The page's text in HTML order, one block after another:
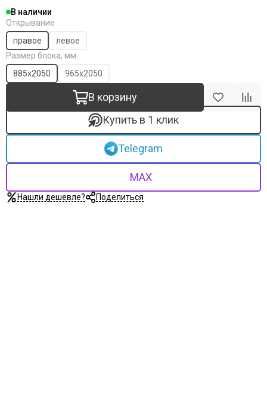
В наличии
Открывание
правое
левое
Размер блока, мм
885х2050
965х2050
В корзину
Купить в 1 клик
Telegram
MAX
Нашли дешевле? Поделиться